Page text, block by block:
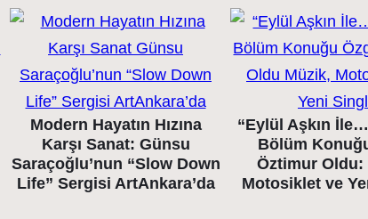
Modern Hayatın Hızına
Karşı Sanat: Günsu
Saraçoğlu’nun “Slow Down
Life” Sergisi ArtAnkara’da
“Eylül Aşkın
Bölüm
Öztimur Oldu:
Motosiklet ve